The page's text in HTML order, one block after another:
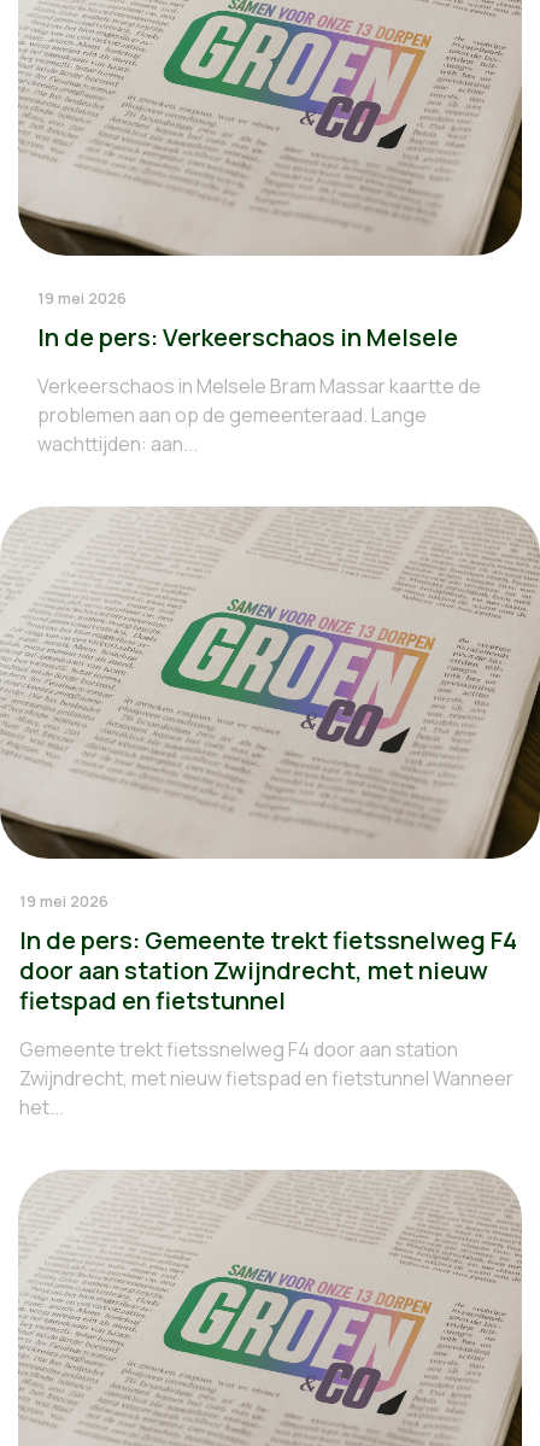
19 mei 2026
In de pers: Verkeerschaos in Melsele
Verkeerschaos in Melsele Bram Massar kaartte de
problemen aan op de gemeenteraad. Lange
wachttijden: aan...
19 mei 2026
In de pers: Gemeente trekt fietssnelweg F4
door aan station Zwijndrecht, met nieuw
fietspad en fietstunnel
Gemeente trekt fietssnelweg F4 door aan station
Zwijndrecht, met nieuw fietspad en fietstunnel Wanneer
het...